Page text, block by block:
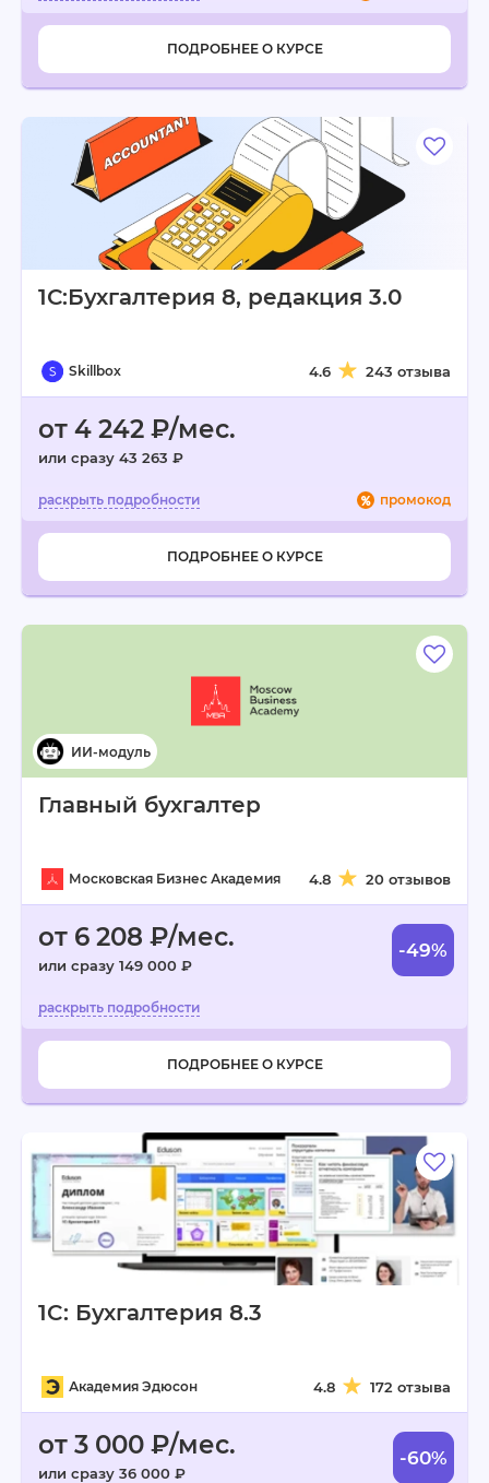
ПОДРОБНЕЕ О КУРСЕ
1С:Бухгалтерия 8, редакция 3.0
Skillbox 4.6 243 отзыва
от 4 242 ₽/мес.
или сразу 43 263 ₽
промокод
ПОДРОБНЕЕ О КУРСЕ
Главный бухгалтер
Московская Бизнес Академия 4.8 20 отзывов
от 6 208 ₽/мес.
или сразу 149 000 ₽
-49%
ПОДРОБНЕЕ О КУРСЕ
1C: Бухгалтерия 8.3
Академия Эдюсон 4.8 172 отзыва
от 3 000 ₽/мес.
или сразу 36 000 ₽
-60%